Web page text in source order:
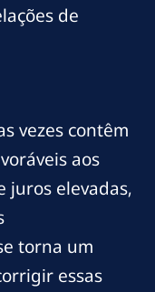
de
vezes contêm
aos
juros elevadas,
torna um
essas